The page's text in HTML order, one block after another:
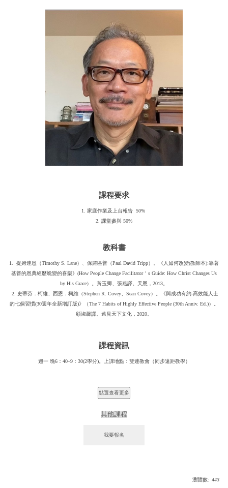
課程要求
1. 家庭作業及上台報告 50%
2. 課堂參與 50%
教科書
1. 提姆連恩（Timothy S. Lane）、保羅區普（Paul David Tripp）。《人如何改變(教師本):靠著
基督的恩典經歷蛻變的喜樂》(How People Change Facilitator＇s Guide: How Christ Changes Us
by His Grace）。黃玉卿、張燕譯。天恩，2013。
2. 史蒂芬．柯維、西恩．柯維（Stephen R. Covey、Sean Covey）。《與成功有約-高效能人士
的七個習慣(30週年全新增訂版)》（The 7 Habits of Highly Effective People (30th Anniv. Ed.)）。
顧淑馨譯。遠見天下文化，2020。
課程資訊
週一 晚6：40–9：30(2學分)。上課地點：雙連教會（同步遠距教學）
其他課程
瀏覽數: 443